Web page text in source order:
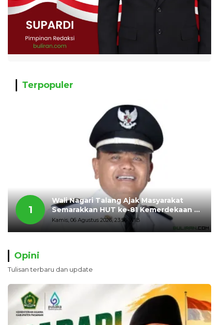
Terpopuler
1
Wali Nagari Talang Ajak Masyarakat
Semarakkan HUT ke-81 Kemerdekaan RI
dengan Mengibarkan Bendera Merah
Putih
Kamis, 06 Agustus 2026, 23:56 WIB
Opini
Tulisan terbaru dan update